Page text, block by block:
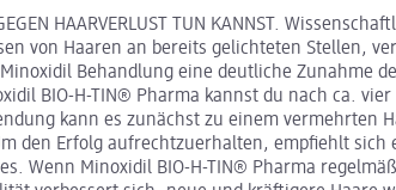
HAARVERLUST TUN KANNST.
von Haaren an bereits gelichteten Stellen,
Behandlung eine deutliche Zunahme
BIO-H-TIN® Pharma kannst du nach ca.
kann es zunächst zu einem
den Erfolg aufrechtzuerhalten, empfiehlt
Wenn Minoxidil BIO-H-TIN® Pharma